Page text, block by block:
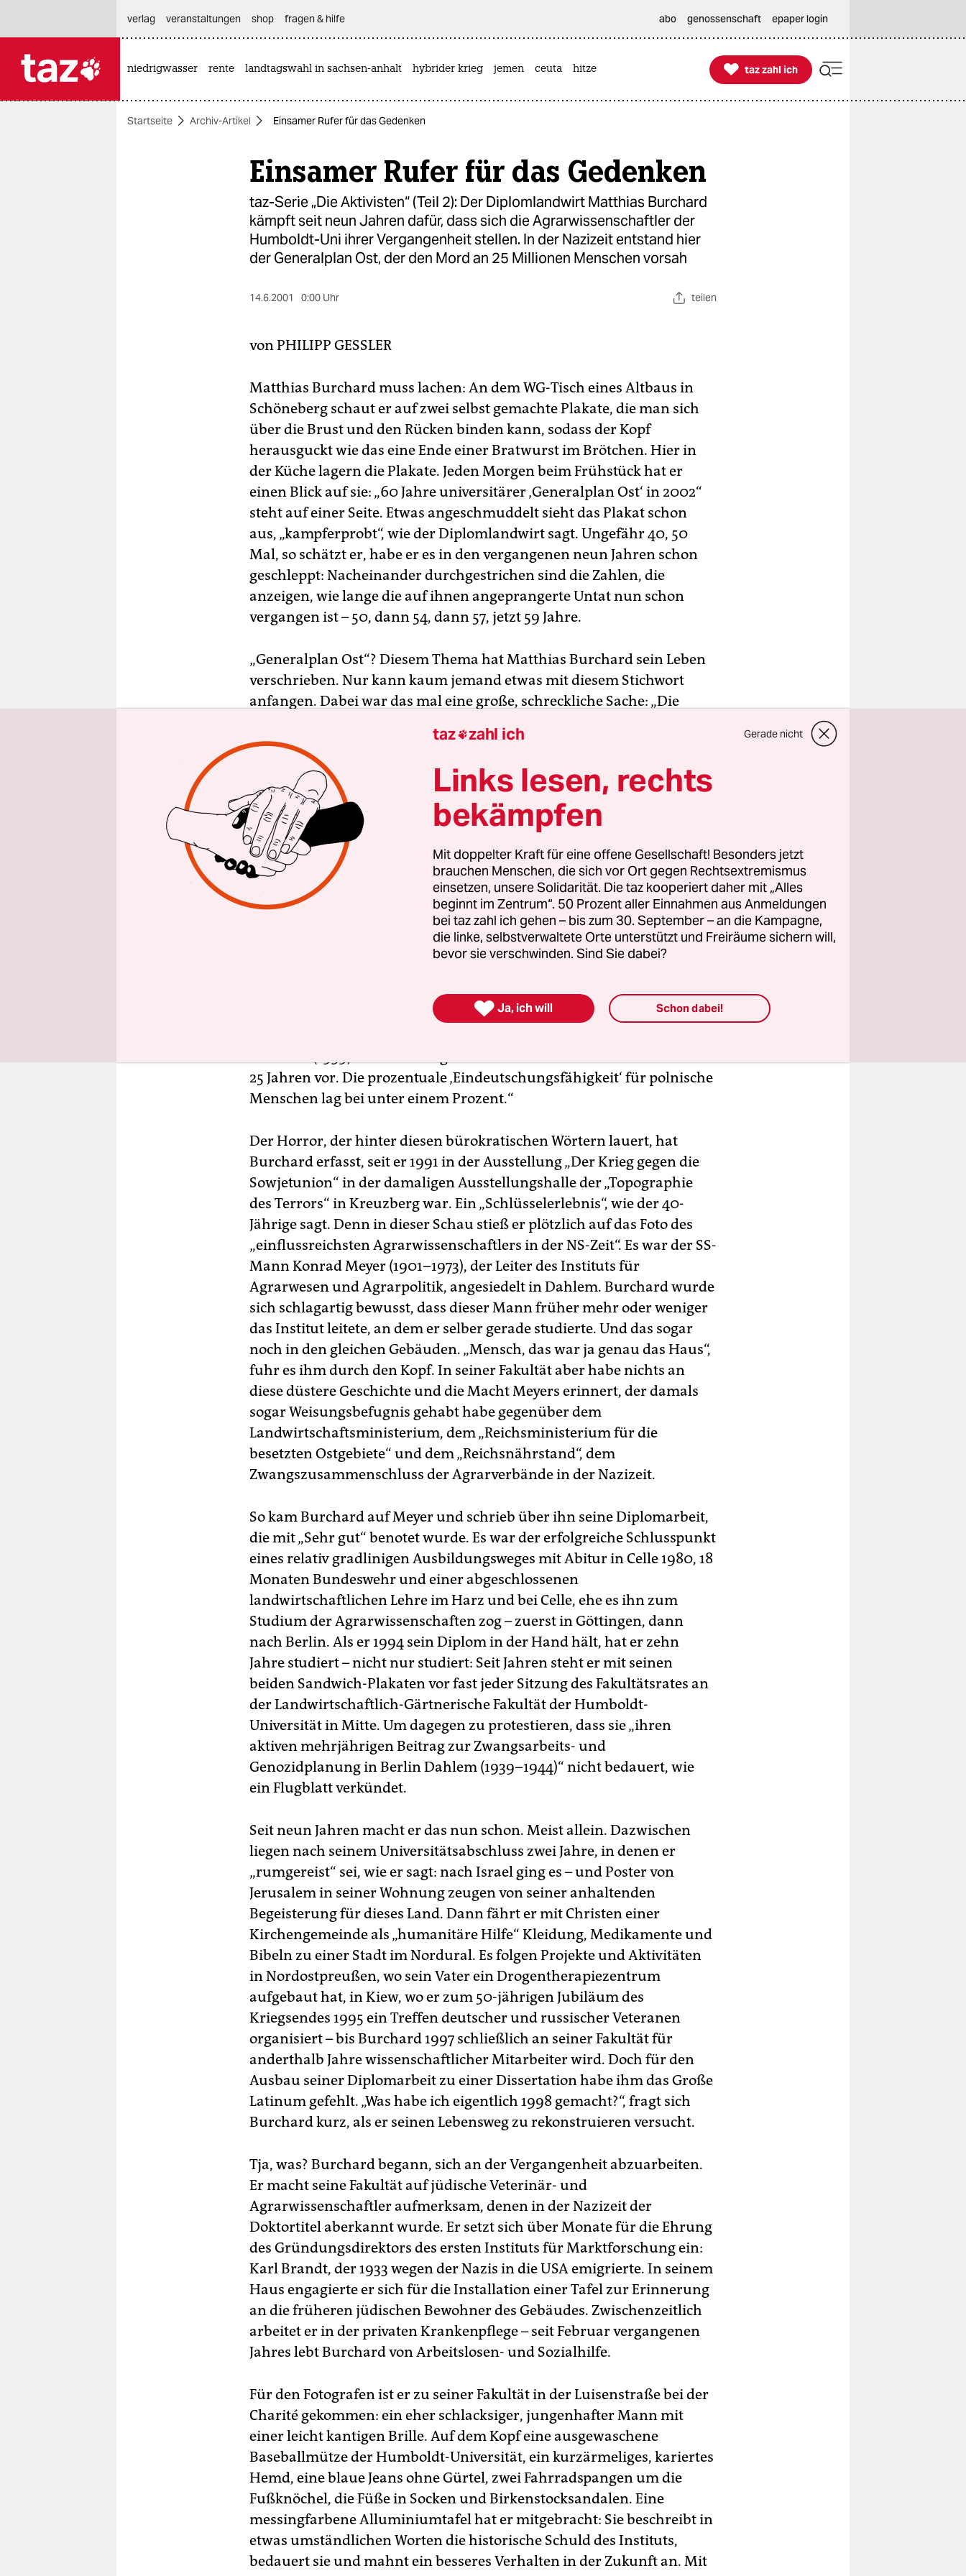
themen
verlag
veranstaltungen shop fragen & hilfe abo genossenschaft epaper login
niedrigwasser rente landtagswahl in sachsen-anhalt hybrider krieg jemen ceuta hitze 
taz zahl ich
taz zahl ich
Startseite Archiv-Artikel Einsamer Rufer für das Gedenken
Einsamer Rufer für das Gedenken
taz-Serie „Die Aktivisten“ (Teil 2): Der Diplomlandwirt Matthias Burchard
kämpft seit neun Jahren dafür, dass sich die Agrarwissenschaftler der
Humboldt-Uni ihrer Vergangenheit stellen. In der Nazizeit entstand hier
der Generalplan Ost, der den Mord an 25 Millionen Menschen vorsah
14.6.2001 0:00 Uhr teilen
vonPHILIPP GESSLER
Matthias Burchard muss lachen: An dem WG-Tisch eines Altbaus in
Schöneberg schaut er auf zwei selbst gemachte Plakate, die man sich
über die Brust und den Rücken binden kann, sodass der Kopf
herausguckt wie das eine Ende einer Bratwurst im Brötchen. Hier in
der Küche lagern die Plakate. Jeden Morgen beim Frühstück hat er
einen Blick auf sie: „60 Jahre universitärer ‚Generalplan Ost‘ in 2002“
steht auf einer Seite. Etwas angeschmuddelt sieht das Plakat schon
aus, „kampferprobt“, wie der Diplomlandwirt sagt. Ungefähr 40, 50
Mal, so schätzt er, habe er es in den vergangenen neun Jahren schon
geschleppt: Nacheinander durchgestrichen sind die Zahlen, die
anzeigen, wie lange die auf ihnen angeprangerte Untat nun schon
vergangen ist – 50, dann 54, dann 57, jetzt 59 Jahre.
„Generalplan Ost“? Diesem Thema hat Matthias Burchard sein Leben
verschrieben. Nur kann kaum jemand etwas mit diesem Stichwort
anfangen. Dabei war das mal eine große, schreckliche Sache: „Die
1940–44 (‚Generalplan Ost‘) sah Völkermord für mindestens 25
Millionen rassisch unerwünschte Zivilisten vor (Abschiebung in
Hungerzonen, Zwangsarbeit)“, steht auf Burchards Plakat.
Im Kern geht es dabei um Wissenschaftler, die einen
Vernichtungskrieg, einen Völkermord vorbereiteten. In
pseudowissenschaftlichen Expertisen lieferten sie den Nazis während
des Krieges einen Plan, wie die eroberten Gebiete in einem
großdeutschen Reich bis zum Ural genutzt werden sollten. Am 28. Mai
1942 gab das Institut für Agrarwesen und Agrarpolitik der Berliner
Universität eine Fassung dieses „Generalplans Ost“ heraus, der so
Burchard schreibt in einem Flugblatt: „Die Fassung vom 28. 05. 1942
25 Jahren vor. Die prozentuale ‚Eindeutschungsfähigkeit‘ für polnische
Menschen lag bei unter einem Prozent.“
Der Horror, der hinter diesen bürokratischen Wörtern lauert, hat
Burchard erfasst, seit er 1991 in der Ausstellung „Der Krieg gegen die
Sowjetunion“ in der damaligen Ausstellungshalle der „Topographie
des Terrors“ in Kreuzberg war. Ein „Schlüsselerlebnis“, wie der 40-
Jährige sagt. Denn in dieser Schau stieß er plötzlich auf das Foto des
„einflussreichsten Agrarwissenschaftlers in der NS-Zeit“. Es war der SS-
Mann Konrad Meyer (1901–1973), der Leiter des Instituts für
Agrarwesen und Agrarpolitik, angesiedelt in Dahlem. Burchard wurde
sich schlagartig bewusst, dass dieser Mann früher mehr oder weniger
das Institut leitete, an dem er selber gerade studierte. Und das sogar
noch in den gleichen Gebäuden. „Mensch, das war ja genau das Haus“,
fuhr es ihm durch den Kopf. In seiner Fakultät aber habe nichts an
diese düstere Geschichte und die Macht Meyers erinnert, der damals
sogar Weisungsbefugnis gehabt habe gegenüber dem
Landwirtschaftsministerium, dem „Reichsministerium für die
besetzten Ostgebiete“ und dem „Reichsnährstand“, dem
Zwangszusammenschluss der Agrarverbände in der Nazizeit.
So kam Burchard auf Meyer und schrieb über ihn seine Diplomarbeit,
die mit „Sehr gut“ benotet wurde. Es war der erfolgreiche Schlusspunkt
eines relativ gradlinigen Ausbildungsweges mit Abitur in Celle 1980, 18
Monaten Bundeswehr und einer abgeschlossenen
landwirtschaftlichen Lehre im Harz und bei Celle, ehe es ihn zum
Studium der Agrarwissenschaften zog – zuerst in Göttingen, dann
nach Berlin. Als er 1994 sein Diplom in der Hand hält, hat er zehn
Jahre studiert – nicht nur studiert: Seit Jahren steht er mit seinen
beiden Sandwich-Plakaten vor fast jeder Sitzung des Fakultätsrates an
der Landwirtschaftlich-Gärtnerische Fakultät der Humboldt-
Universität in Mitte. Um dagegen zu protestieren, dass sie „ihren
aktiven mehrjährigen Beitrag zur Zwangsarbeits- und
Genozidplanung in Berlin Dahlem (1939–1944)“ nicht bedauert, wie
ein Flugblatt verkündet.
Seit neun Jahren macht er das nun schon. Meist allein. Dazwischen
liegen nach seinem Universitätsabschluss zwei Jahre, in denen er
„rumgereist“ sei, wie er sagt: nach Israel ging es – und Poster von
Jerusalem in seiner Wohnung zeugen von seiner anhaltenden
Begeisterung für dieses Land. Dann fährt er mit Christen einer
Kirchengemeinde als „humanitäre Hilfe“ Kleidung, Medikamente und
Bibeln zu einer Stadt im Nordural. Es folgen Projekte und Aktivitäten
in Nordostpreußen, wo sein Vater ein Drogentherapiezentrum
aufgebaut hat, in Kiew, wo er zum 50-jährigen Jubiläum des
Kriegsendes 1995 ein Treffen deutscher und russischer Veteranen
organisiert – bis Burchard 1997 schließlich an seiner Fakultät für
anderthalb Jahre wissenschaftlicher Mitarbeiter wird. Doch für den
Ausbau seiner Diplomarbeit zu einer Dissertation habe ihm das Große
Latinum gefehlt. „Was habe ich eigentlich 1998 gemacht?“, fragt sich
Burchard kurz, als er seinen Lebensweg zu rekonstruieren versucht.
Tja, was? Burchard begann, sich an der Vergangenheit abzuarbeiten.
Er macht seine Fakultät auf jüdische Veterinär- und
Agrarwissenschaftler aufmerksam, denen in der Nazizeit der
Doktortitel aberkannt wurde. Er setzt sich über Monate für die Ehrung
des Gründungsdirektors des ersten Instituts für Marktforschung ein:
Karl Brandt, der 1933 wegen der Nazis in die USA emigrierte. In seinem
Haus engagierte er sich für die Installation einer Tafel zur Erinnerung
an die früheren jüdischen Bewohner des Gebäudes. Zwischenzeitlich
arbeitet er in der privaten Krankenpflege – seit Februar vergangenen
Jahres lebt Burchard von Arbeitslosen- und Sozialhilfe.
Für den Fotografen ist er zu seiner Fakultät in der Luisenstraße bei der
Charité gekommen: ein eher schlacksiger, jungenhafter Mann mit
einer leicht kantigen Brille. Auf dem Kopf eine ausgewaschene
Baseballmütze der Humboldt-Universität, ein kurzärmeliges, kariertes
Hemd, eine blaue Jeans ohne Gürtel, zwei Fahrradspangen um die
Fußknöchel, die Füße in Socken und Birkenstocksandalen. Eine
messingfarbene Alluminiumtafel hat er mitgebracht: Sie beschreibt in
etwas umständlichen Worten die historische Schuld des Instituts,
bedauert sie und mahnt ein besseres Verhalten in der Zukunft an. Mit
taz zahl ich Gerade nicht
Links lesen, rechts
bekämpfen
Mit doppelter Kraft für eine offene Gesellschaft! Besonders jetzt
brauchen Menschen, die sich vor Ort gegen Rechtsextremismus
einsetzen, unsere Solidarität. Die taz kooperiert daher mit „Alles
beginnt im Zentrum“. 50 Prozent aller Einnahmen aus Anmeldungen
bei taz zahl ich gehen – bis zum 30. September – an die Kampagne,
die linke, selbstverwaltete Orte unterstützt und Freiräume sichern will,
bevor sie verschwinden. Sind Sie dabei?
 Ja, ich will Schon dabei!